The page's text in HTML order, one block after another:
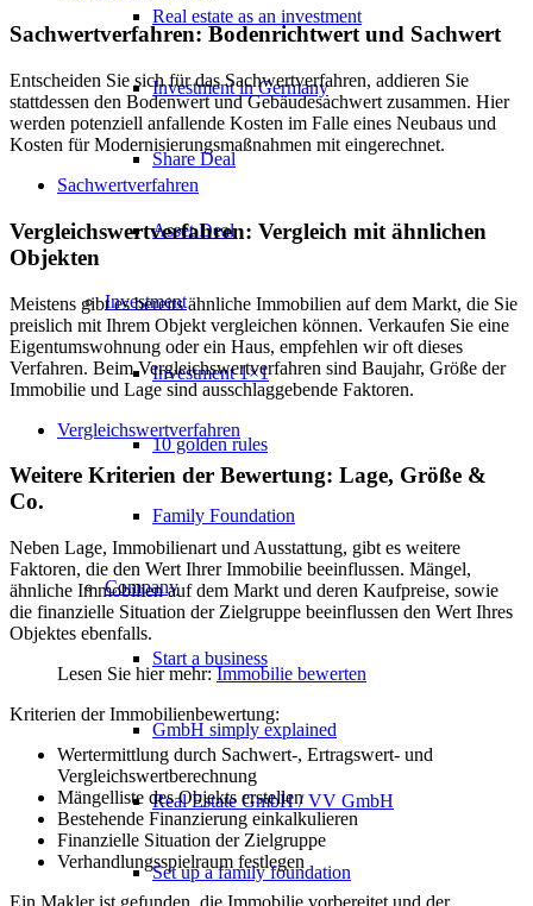
Real estate as an investment
Investment in Germany
Share Deal
Asset Deal
Investment
Investment 1×1
10 golden rules
Family Foundation
Company
Start a business
GmbH simply explained
Real Estate GmbH / VV GmbH
Set up a family foundation
Sachwertverfahren: Bodenrichtwert und Sachwert
Entscheiden Sie sich für das Sachwertverfahren, addieren Sie
stattdessen den Bodenwert und Gebäudesachwert zusammen. Hier
werden potenziell anfallende Kosten im Falle eines Neubaus und
Kosten für Modernisierungsmaßnahmen mit eingerechnet.
Sachwertverfahren
Vergleichswertverfahren: Vergleich mit ähnlichen
Objekten
Meistens gibt es bereits ähnliche Immobilien auf dem Markt, die Sie
preislich mit Ihrem Objekt vergleichen können. Verkaufen Sie eine
Eigentumswohnung oder ein Haus, empfehlen wir oft dieses
Verfahren. Beim Vergleichswertverfahren sind Baujahr, Größe der
Immobilie und Lage sind ausschlaggebende Faktoren.
Vergleichswertverfahren
Weitere Kriterien der Bewertung: Lage, Größe &
Co.
Neben Lage, Immobilienart und Ausstattung, gibt es weitere
Faktoren, die den Wert Ihrer Immobilie beeinflussen. Mängel,
ähnliche Immobilien auf dem Markt und deren Kaufpreise, sowie
die finanzielle Situation der Zielgruppe beeinflussen den Wert Ihres
Objektes ebenfalls.
Lesen Sie hier mehr:Immobilie bewerten
Kriterien der Immobilienbewertung:
Wertermittlung durch Sachwert-, Ertragswert- und
Vergleichswertberechnung
Mängelliste des Objekts erstellen
Bestehende Finanzierung einkalkulieren
Finanzielle Situation der Zielgruppe
Verhandlungsspielraum festlegen
Ein Makler ist gefunden, die Immobilie vorbereitet und der